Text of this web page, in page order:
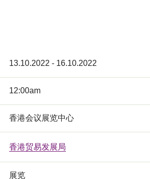
13.10.2022 - 16.10.2022
12:00am
香港会议展览中心
香港贸易发展局
展览